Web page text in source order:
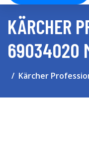
KÄRCHER
69034020
Kärcher